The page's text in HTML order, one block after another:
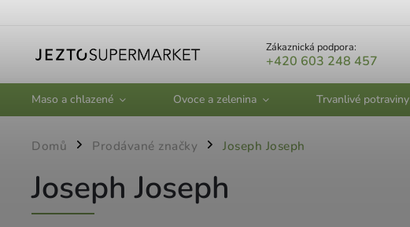
Zákaznická podpora:
+420 603 248 457
Maso a chlazené Ovoce a zelenina Trvanlivé potraviny
Domů / Prodávané značky / Joseph Joseph
Joseph Joseph